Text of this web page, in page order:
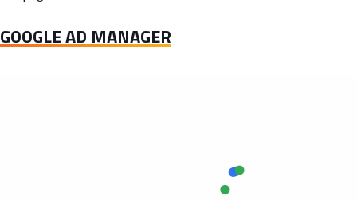
GOOGLE AD MANAGER